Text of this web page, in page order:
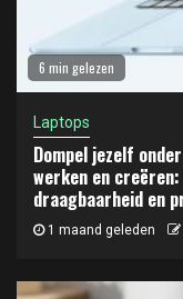
6 min gelezen
Laptops
Dompel jezelf
werken en
draagbaarheid en
1 maand geleden